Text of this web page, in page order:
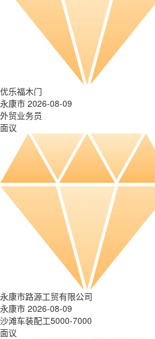
优乐福木门
永康市 2026-08-09
外贸业务员
面议
永康市路源工贸有限公司
永康市 2026-08-09
沙滩车装配工5000-7000
面议